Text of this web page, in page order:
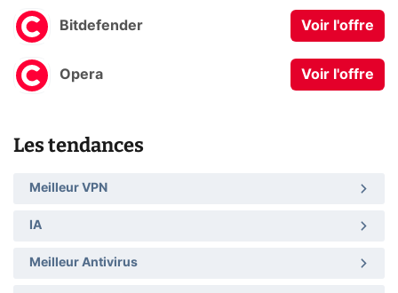
Bitdefender Voir l'offre
Opera Voir l'offre
Les tendances
Meilleur VPN
IA
Meilleur Antivirus